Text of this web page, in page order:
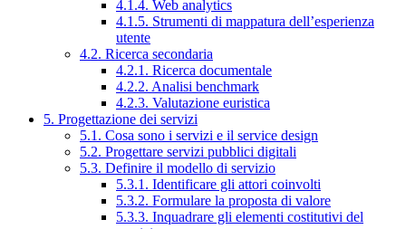
4.1.4. Web analytics
4.1.5. Strumenti di mappatura dell’esperienza
utente
4.2. Ricerca secondaria
4.2.1. Ricerca documentale
4.2.2. Analisi benchmark
4.2.3. Valutazione euristica
5. Progettazione dei servizi
5.1. Cosa sono i servizi e il service design
5.2. Progettare servizi pubblici digitali
5.3. Definire il modello di servizio
5.3.1. Identificare gli attori coinvolti
5.3.2. Formulare la proposta di valore
5.3.3. Inquadrare gli elementi costitutivi del